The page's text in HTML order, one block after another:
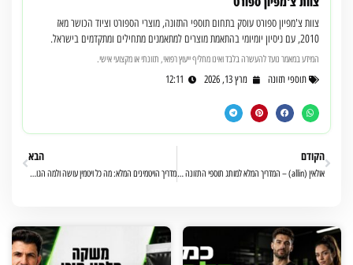
צוות צ'מפיון ספורט עוסק בתחום תוספי התזונה, מוצרי הספורט וציוד הכושר מאז
2010, עם ניסיון יומיומי בהתאמת מוצרים למתאמנים מתחילים ומתקדמים בישראל.
המידע במאמר נועד להעשרה בלבד ואינו מחליף ייעוץ רפואי, תזונתי או מקצועי אישי.
תוספי תזונה מרץ 13, 2026 12:11
הקודם
אולאין (allin) – המדריך המלא למותג תוספי התזונה הישראלי שכבש את עולם הכושר
הבא
מדריך הויטמינים המלא: מה כל ויטמין עושה ולמה הגוף שלך צריך אותו